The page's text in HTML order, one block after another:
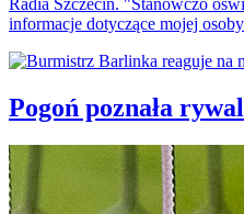
informacje dotyczące mojej
Pogoń poznała